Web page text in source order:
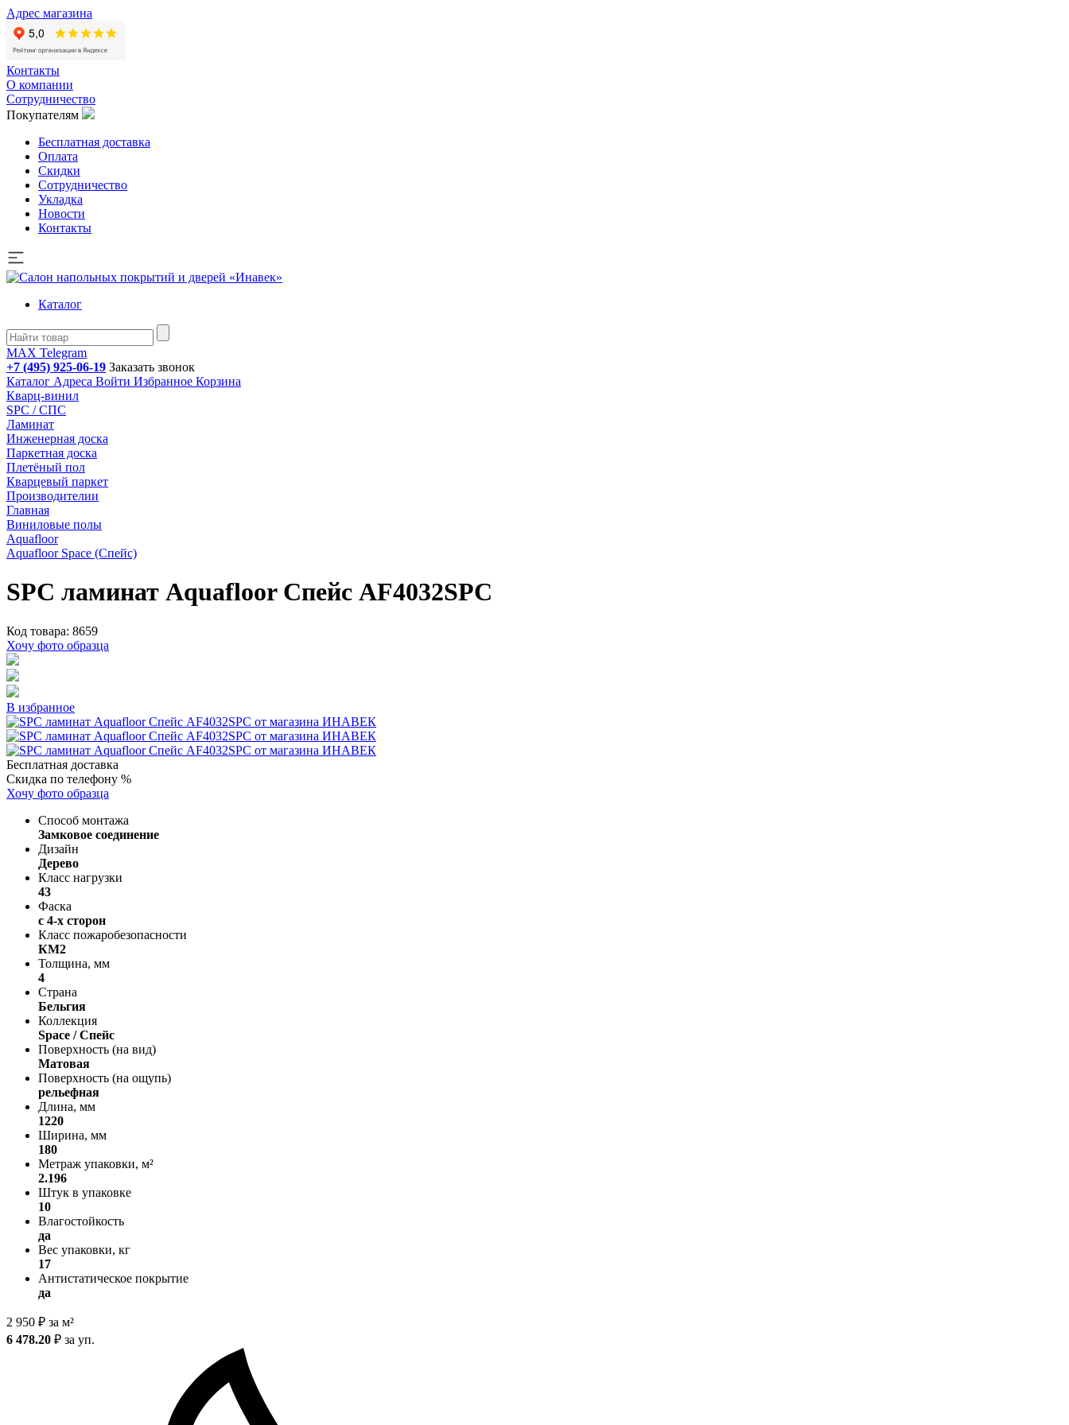
Адрес магазина
Контакты
О компании
Сотрудничество
Покупателям
Бесплатная доставка
Оплата
Скидки
Сотрудничество
Укладка
Новости
Контакты
Каталог
MAX Telegram
+7 (495) 925-06-19 Заказать звонок
Каталог Адреса Войти Избранное Корзина
Кварц-винил
SPC / СПС
Ламинат
Инженерная доска
Паркетная доска
Плетёный пол
Кварцевый паркет
Производителии
Главная
Виниловые полы
Aquafloor
Aquafloor Space (Спейс)
SPC ламинат Aquafloor Спейс AF4032SPC
Код товара: 8659
Хочу фото образца
В избранное
Бесплатная доставка
Скидка по телефону %
Хочу фото образца
Способ монтажа
Замковое соединение
Дизайн
Дерево
Класс нагрузки
43
Фаска
с 4-х сторон
Класс пожаробезопасности
КМ2
Толщина, мм
4
Страна
Бельгия
Коллекция
Space / Спейс
Поверхность (на вид)
Матовая
Поверхность (на ощупь)
рельефная
Длина, мм
1220
Ширина, мм
180
Метраж упаковки, м²
2.196
Штук в упаковке
10
Влагостойкость
да
Вес упаковки, кг
17
Антистатическое покрытие
да
2 950 ₽ за м²
6 478.20 ₽ за уп.